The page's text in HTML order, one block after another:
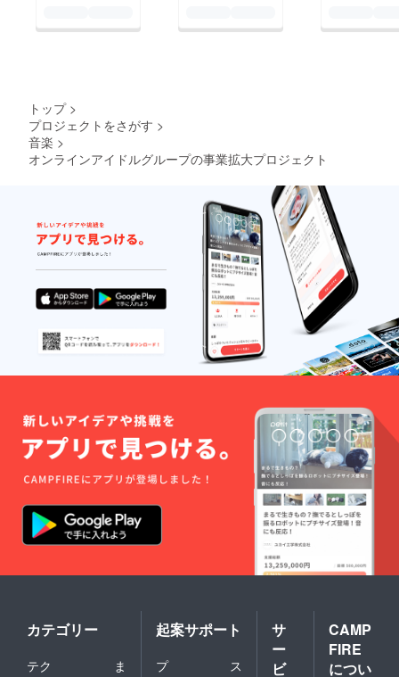
トップ >
プロジェクトをさがす >
音楽 >
オンラインアイドルグループの事業拡大プロジェクト
カテゴリー
テク
ま
起案サポート
プ
ス
サ
ー
ビ
CAMP
FIRE
につい